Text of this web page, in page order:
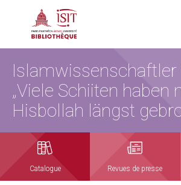
Islamwissenschaftler
„Viele Schiiten haben
Hisbollah längst
Catalogue Revues de presse